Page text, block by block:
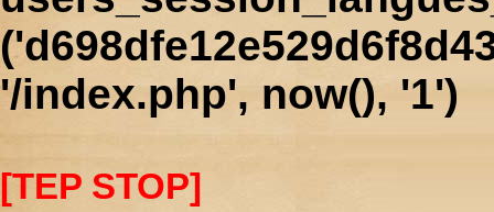
'/index.php', now(), '1')
[TEP STOP]